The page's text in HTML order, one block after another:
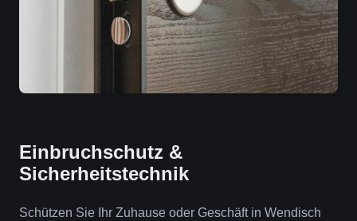
Einbruchschutz &
Sicherheitstechnik
Schützen Sie Ihr Zuhause oder Geschäft in Wendisch